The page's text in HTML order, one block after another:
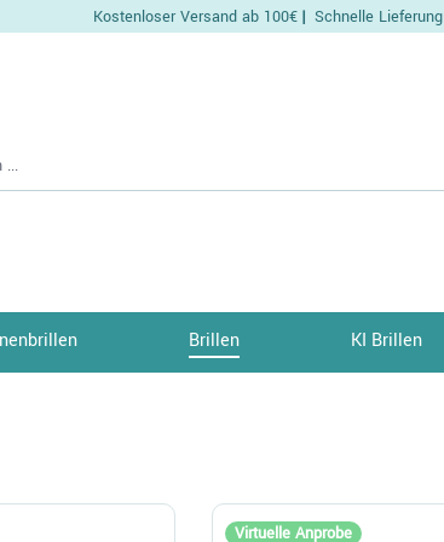
Kostenloser Versand ab 100€ | Schnelle Lieferung
Brillen KI Brillen
Virtuelle Anprobe